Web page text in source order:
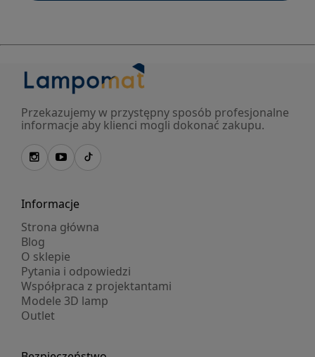
Przekazujemy w przystępny sposób profesjonalne
informacje aby klienci mogli dokonać zakupu.
Informacje
Strona główna
Blog
O sklepie
Pytania i odpowiedzi
Współpraca z projektantami
Modele 3D lamp
Outlet